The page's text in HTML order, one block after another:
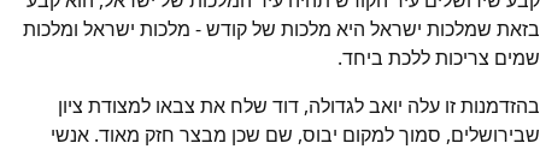
בזאת שמלכות ישראל היא מלכות של קודש - מלכות ישראל ומלכות
שמים צריכות ללכת ביחד.
בהזדמנות זו עלה יואב לגדולה, דוד שלח את צבאו למצודת ציון
שבירושלים, סמוך למקום יבוס, שם שכן מבצר חזק מאוד. אנשי